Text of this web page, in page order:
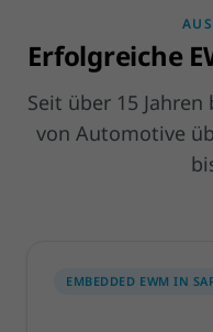
Erfolgreiche
Seit über 15
von Automotive
EMBEDDED EWM IN